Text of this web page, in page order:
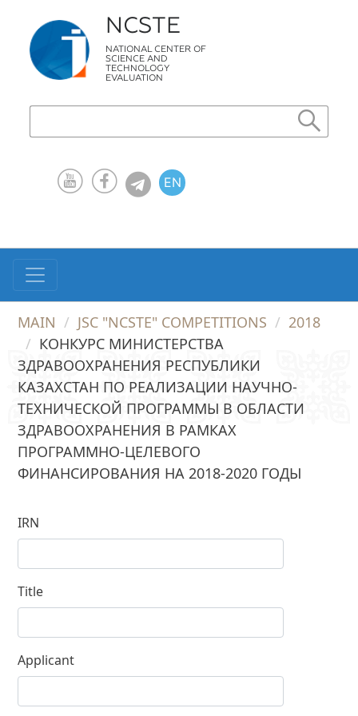
NCSTE
NATIONAL CENTER OF
SCIENCE AND
TECHNOLOGY
EVALUATION
EN
MAIN JSC "NCSTE" COMPETITIONS
2018
КОНКУРС МИНИСТЕРСТВА
ЗДРАВООХРАНЕНИЯ РЕСПУБЛИКИ
КАЗАХСТАН ПО РЕАЛИЗАЦИИ НАУЧНО-
ТЕХНИЧЕСКОЙ ПРОГРАММЫ В ОБЛАСТИ
ЗДРАВООХРАНЕНИЯ В РАМКАХ
ПРОГРАММНО-ЦЕЛЕВОГО
ФИНАНСИРОВАНИЯ НА 2018-2020 ГОДЫ
IRN
Title
Applicant